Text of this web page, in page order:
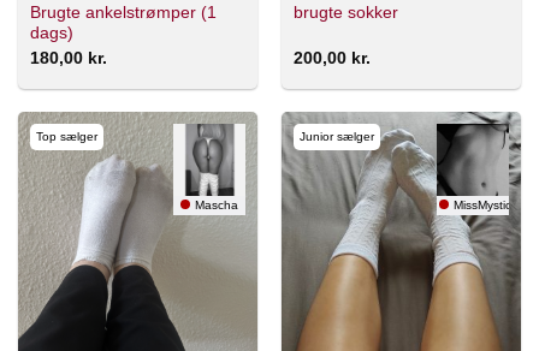
Brugte ankelstrømper (1
dags)
180,00 kr.
brugte sokker
200,00 kr.
Top sælger
Mascha
Junior sælger
MissMystic